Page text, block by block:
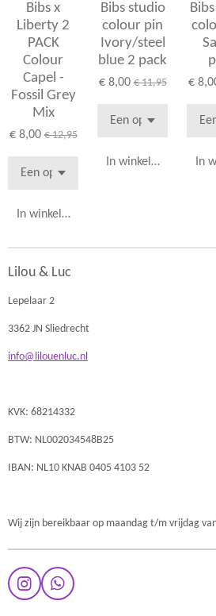
Bibs x
Liberty 2
PACK
Colour
Capel -
Fossil Grey
Mix
€ 8,00 € 12,95
In winkelwagen
Bibs studio
colour pin
Ivory/steel
blue 2 pack
€ 8,00 € 11,95
In winkelwagen
€
In
Lilou & Luc
Lepelaar 2
3362 JN Sliedrecht
info@lilouenluc.nl
KVK: 68214332
BTW: NL002034548B25
IBAN: NL10 KNAB 0405 4103 52
Wij zijn bereikbaar op maandag t/m vrijdag
I
n
W
h